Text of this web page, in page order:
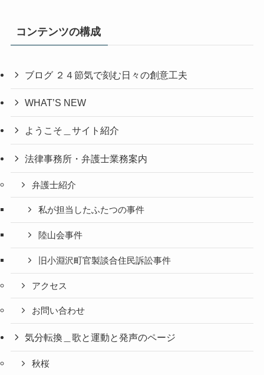
コンテンツの構成
ブログ ２４節気で刻む日々の創意工夫
WHAT’S NEW
ようこそ＿サイト紹介
法律事務所・弁護士業務案内
弁護士紹介
私が担当したふたつの事件
陸山会事件
旧小淵沢町官製談合住民訴訟事件
アクセス
お問い合わせ
気分転換＿歌と運動と発声のページ
秋桜